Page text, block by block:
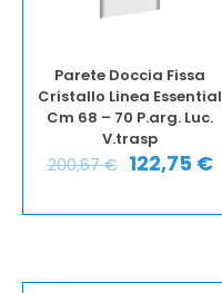
Parete Doccia Fissa
Cristallo Linea Essential
Cm 68 – 70 P.arg. Luc.
V.trasp
200,67€ 122,75 €